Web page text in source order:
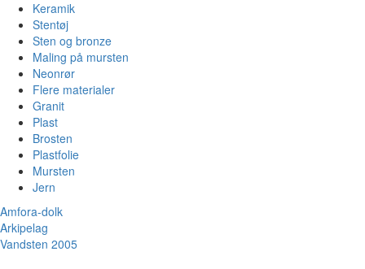
Keramik
Stentøj
Sten og bronze
Maling på mursten
Neonrør
Flere materialer
Granit
Plast
Brosten
Plastfolie
Mursten
Jern
Amfora-dolk
Arkipelag
Vandsten 2005